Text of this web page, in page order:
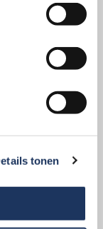
tonen